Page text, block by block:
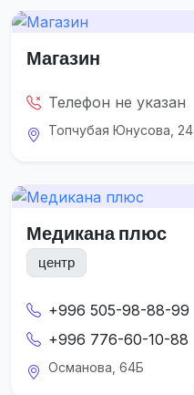
Магазин
Телефон не указан
Топчубая Юнусова, 24
Медикана плюс
центр
+996 505-98-88-99
+996 776-60-10-88
Османова, 64Б